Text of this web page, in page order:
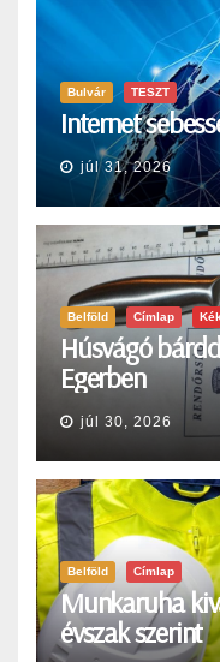
Bulvár TESZT
Internet
júl 31, 2026
Belföld Címlap
Húsvágó
Egerben
júl 30, 2026
Belföld Címlap
Munkaruha
évszak szerint